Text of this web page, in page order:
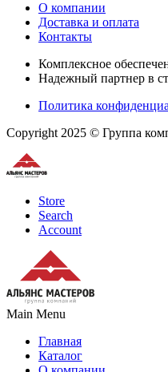
О компании
Доставка и оплата
Контакты
Комплексное
Надежный партнер в
Политика
Copyright 2025 © Группа
Store
Search
Account
Main Menu
Главная
Каталог